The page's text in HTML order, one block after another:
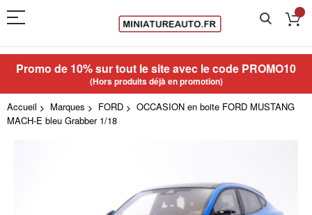
Promo de 10% sur tout le site avec le code PROMO10
(Hors produits déjà en promotion)
Accueil Marques FORD
OCCASION en boite FORD MUSTANG
MACH-E bleu Grabber 1/18